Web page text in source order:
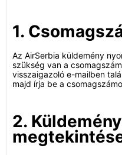
1.
Az AirSerbia küldemény
szükség van a
visszaigazoló e-mailben
majd írja be a
2.